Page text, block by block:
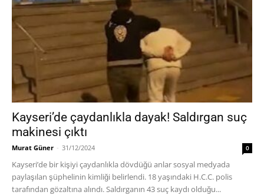
Kayseri’de çaydanlıkla dayak! Saldırgan suç
makinesi çıktı
Murat Güner - 31/12/2024 0
Kayseri’de bir kişiyi çaydanlıkla dövdüğü anlar sosyal medyada
paylaşılan şüphelinin kimliği belirlendi. 18 yaşındaki H.C.C. polis
tarafından gözaltına alındı. Saldırganın 43 suç kaydı olduğu...